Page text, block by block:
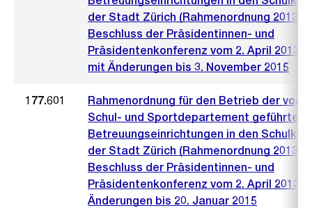
der Stadt Zürich (Rahmenordnung 2013)
Beschluss der Präsidentinnen- und
Präsidentenkonferenz vom 2. April 2013
mit Änderungen bis 3. November 2015
177.601
Rahmenordnung für den Betrieb der vom
Schul- und Sportdepartement geführten
Betreuungseinrichtungen in den
der Stadt Zürich (Rahmenordnung 2013)
Beschluss der Präsidentinnen- und
Präsidentenkonferenz vom 2. April 2013
Änderungen bis 20. Januar 2015